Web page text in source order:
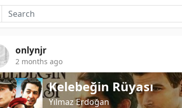
onlynjr
2 months ago
Kelebeğin Rüyası
Yılmaz Erdoğan